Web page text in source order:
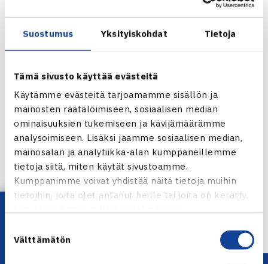
Suostumus Yksityiskohdat Tietoja
Tämä sivusto käyttää evästeitä
Käytämme evästeitä tarjoamamme sisällön ja
mainosten räätälöimiseen, sosiaalisen median
ominaisuuksien tukemiseen ja kävijämäärämme
analysoimiseen. Lisäksi jaamme sosiaalisen median,
mainosalan ja analytiikka-alan kumppaneillemme
tietoja siitä, miten käytät sivustoamme.
Kumppanimme voivat yhdistää näitä tietoja muihin
tietoihin, joita olet antanut heille tai joita on kerätty,
valinta
Välttämätön
Lataa OmaTennis!